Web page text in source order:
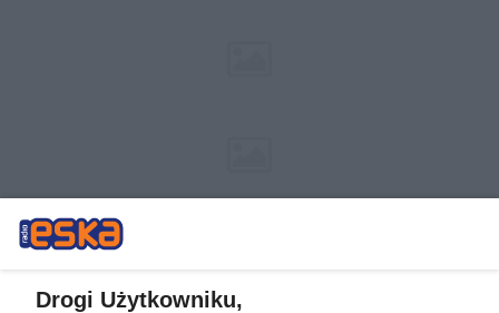
Drogi Użytkowniku,